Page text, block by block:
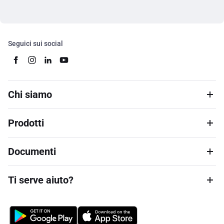
Seguici sui social
Chi siamo
Prodotti
Documenti
Ti serve aiuto?